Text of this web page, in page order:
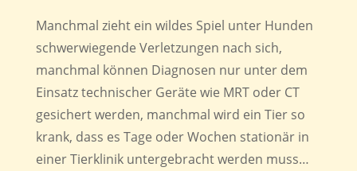
Manchmal zieht ein wildes Spiel unter Hunden
schwerwiegende Verletzungen nach sich,
manchmal können Diagnosen nur unter dem
Einsatz technischer Geräte wie MRT oder CT
gesichert werden, manchmal wird ein Tier so
krank, dass es Tage oder Wochen stationär in
einer Tierklinik untergebracht werden muss…